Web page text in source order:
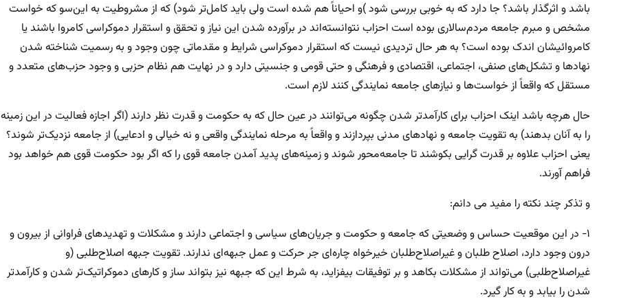
باشد و اثرگذار باشد؟ جا دارد که به خوبی بررسی شود )و احیاناً هم شده است ولی باید کامل‌تر شود) که از مشروطیت به این‌سو که خواست
مشخص و مبرم جامعه مردم‌سالاری بوده است احزاب نتوانسته‌اند در برآورده شدن این نیاز و تحقق و استقرار دموکراسی کامروا باشند یا
کامروائیشان اندک بوده است؟ به هر حال تردیدی نیست که استقرار دموکراسی شرایط و مقدماتی چون وجود و به رسمیت شناخته شدن
نهادها و تشکل‌های صنفی، اجتماعی، اقتصادی و فرهنگی و حتی قومی و جنسیتی دارد و در نهایت هم نظام حزبی و وجود حزب‌های متعدد و
مستقل که واقعاً از خواست‌ها و نیازهای جامعه نمایندگی کنند لازم است.
حال هرچه باشد اینک احزاب برای کارآمدتر شدن چگونه می‌توانند در عین حال که به حکومت و قدرت نظر دارند (اگر اجازه فعالیت در این زمینه
را به آنان بدهند) به تقویت جامعه و نهادهای مدنی بپردازند و واقعاً به مرحله نمایندگی واقعی و نه خیالی و ادعایی) از جامعه نزدیک‌تر شوند؟
یعنی احزاب علاوه بر قدرت گرایی بکوشند تا جامعه‌محور شوند و زمینه‌های پدید آمدن جامعه قوی را که اگر بود حکومت قوی هم خواهد بود
فراهم آورند.
و تذکر چند نکته را مفید می دانم:
۱- در این موقعیت حساس و وضعیتی که جامعه و حکومت و جریان‌های سیاسی و اجتماعی دارند و مشکلات و تهدیدهای فراوانی از بیرون و
درون وجود دارد، اصلاح طلبان و غیراصلاح‌طلبان خیرخواه چاره‌ای جر حرکت و عمل جبهه‌ای ندارند. تقویت جبهه اصلاح‌طلبی (و
غیراصلاح‌طلبی) می‌تواند از مشکلات بکاهد و بر توفیقات بیفزاید، به شرط این که جبهه نیز بتواند ساز و کارهای دموکراتیک‌تر شدن و کارآمدتر
شدن را بیابد و به کار گیرد.